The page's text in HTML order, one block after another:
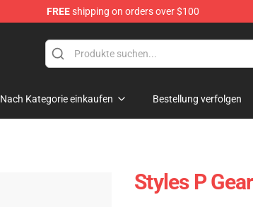
FREEshipping on orders over $100
Nach Kategorie einkaufen Bestellung verfolgen
Styles P